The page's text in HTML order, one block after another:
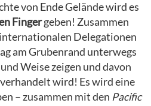
von Ende Gelände wird es
Fingergeben! Zusammen
Delegationen
am Grubenrand unterwegs
Weise zeigen und davon
wird! Es wird eine
– zusammen mit den Pacific